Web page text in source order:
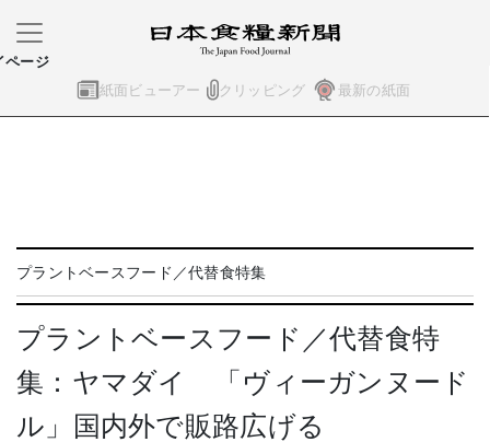
紙面ビューアー クリッピング 最新の紙面
ページ
プラントベースフード／代替食特集
プラントベースフード／代替食特
集：ヤマダイ 「ヴィーガンヌード
ル」国内外で販路広げる